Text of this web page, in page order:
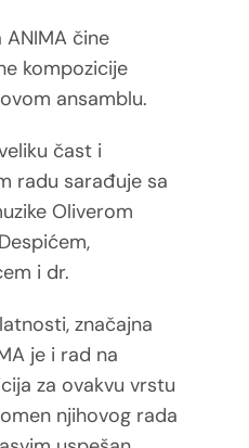
čine
kompozicije
ansamblu.
čast i
radu sarađuje sa
Oliverom
i dr.
značajna
je i rad na
za ovakvu vrstu
njihovog rada